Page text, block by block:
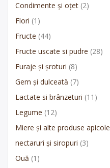
Condimente și oțet (2)
Flori (1)
Fructe (44)
Fructe uscate si pudre (28)
Furaje și șroturi (8)
Gem și dulceată (7)
Lactate si brânzeturi (11)
Legume (12)
Miere și alte produse apicole
nectaruri și siropuri (3)
Ouă (1)